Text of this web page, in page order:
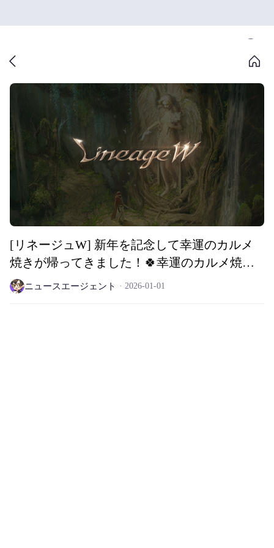
[リネージュW] 新年を記念して幸運のカルメ
焼きが帰ってきました！🍀幸運のカルメ焼き
🎁 ニュースエージェント 2026-01-01